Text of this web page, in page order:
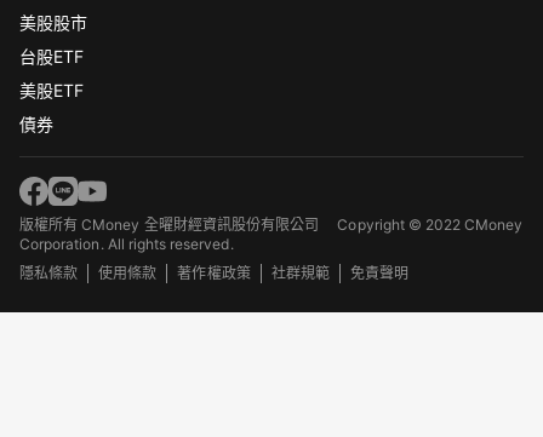
美股股市
台股ETF
美股ETF
債券
版權所有 CMoney 全曜財經資訊股份有限公司Copyright © 2022 CMoney
Corporation. All rights reserved.
隱私條款
使用條款 著作權政策 社群規範 免責聲明